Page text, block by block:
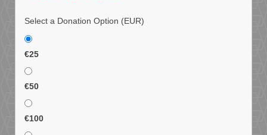
Select a Donation Option (EUR)
€25
€50
€100